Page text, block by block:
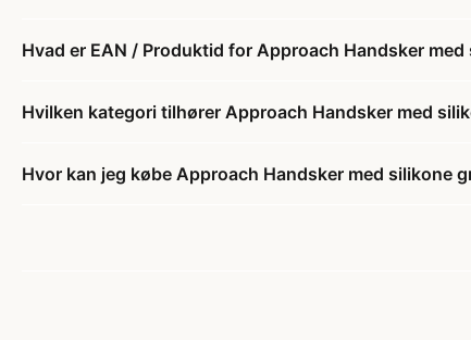
Hvad er EAN / Produktid for Approach Handsker
Hvilken kategori tilhører Approach Handsker med
Hvor kan jeg købe Approach Handsker med silikone